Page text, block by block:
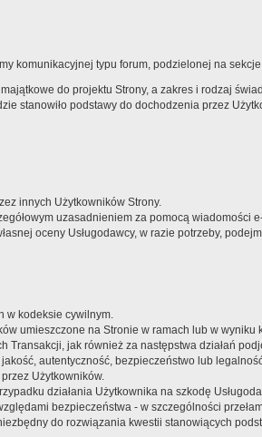
komunikacyjnej typu forum, podzielonej na
do projektu Strony, a zakres i rodzaj
stanowiło podstawy do dochodzenia przez
innych Użytkowników Strony.
uzasadnieniem za pomocą wiadomości
oceny Usługodawcy, w razie potrzeby,
w kodeksie cywilnym.
umieszczone na Stronie w ramach lub w wyniku
jak również za następstwa działań
autentyczność, bezpieczeństwo lub
Użytkowników.
działania Użytkownika na szkodę
bezpieczeństwa - w szczególności
do rozwiązania kwestii stanowiących